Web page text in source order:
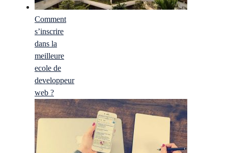
Comment
s’inscrire
dans la
meilleure
ecole de
developpeur
web ?